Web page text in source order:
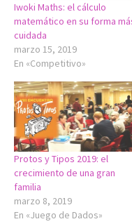
Iwoki Maths: el cálculo
matemático en su forma
cuidada
marzo 15, 2019
En «Competitivo»
Protos y Tipos 2019: el
crecimiento de una gran
familia
marzo 8, 2019
En «Juego de Dados»